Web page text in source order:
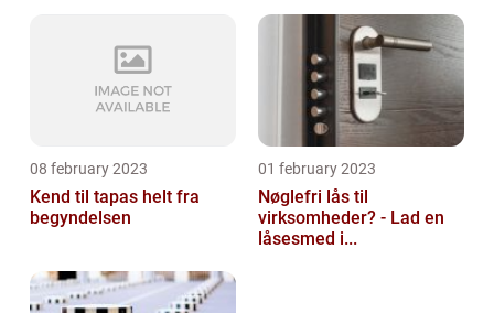
08 february 2023
Kend til tapas helt fra
begyndelsen
01 february 2023
Nøglefri lås til
virksomheder? - Lad en
låsesmed i...